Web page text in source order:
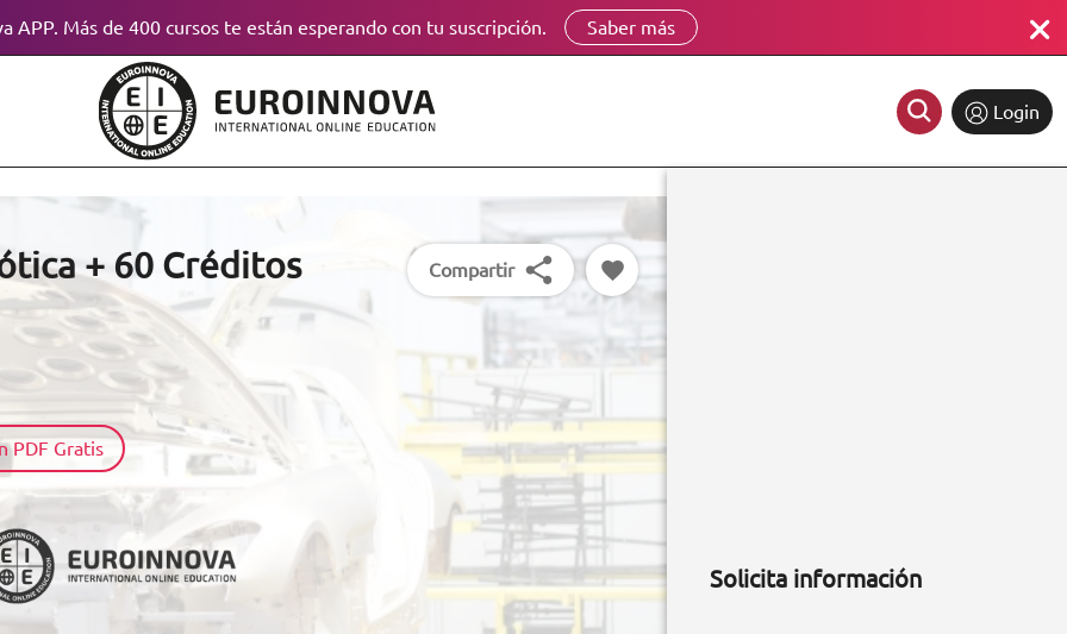
APP. Más de 400 cursos te están esperando con tu suscripción. Saber más
Login
+ 60 Créditos
PDF Gratis
Compartir
Solicita información